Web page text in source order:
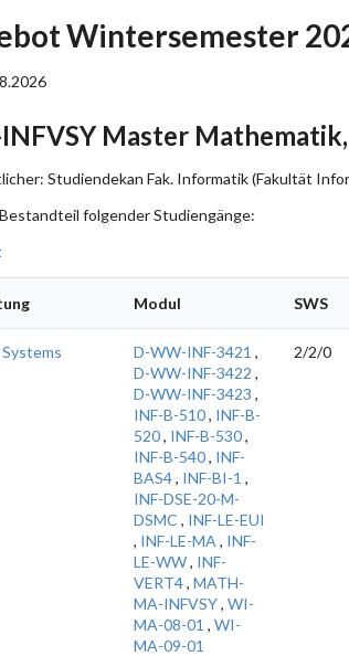
Wintersemester
Master
Studiendekan Fak. Informatik (Fakultät
folgender Studiengänge:
Modul SWS
D-WW-INF-3421 ,
D-WW-INF-3422 ,
D-WW-INF-3423 ,
INF-B-510, INF-B-
520, INF-B-530,
INF-B-540, INF-
BAS4, INF-BI-1 ,
INF-DSE-20-M-
DSMC , INF-LE-EUI
, INF-LE-MA , INF-
LE-WW, INF-
VERT4, MATH-
MA-INFVSY, WI-
MA-08-01 , WI-
MA-09-01
2/2/0